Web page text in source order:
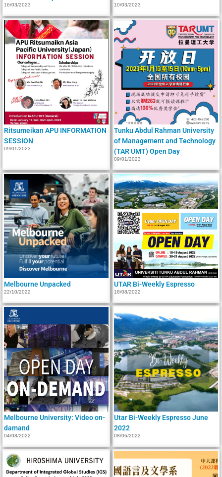
16/03/2023 10/03/2023
Ritsumeikan APU INFORMATION
SESSION
09/01/2023
Tunku Abdul Rahman University
of Management and Technology
(TAR UMT) Open Day
09/01/2023
Melbourne Unpacked
22/10/2022
UTAR Bi-Weekly Espresso
18/08/2022
Melbourne University: Video on-
damand
04/08/2022
Utar Bi-Weekly Espresso June
2022
08/06/2022